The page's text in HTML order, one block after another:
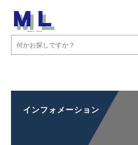
C198P 193Wh(14.54V/13.24Ah)】の取
インフォメーション